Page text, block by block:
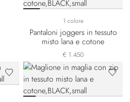
1 colore
Pantaloni joggers in tessuto
misto lana e cotone
€ 1.450